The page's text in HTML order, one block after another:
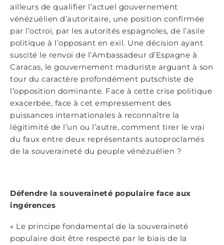
ailleurs de qualifier l’actuel gouvernement
vénézuélien d’autoritaire, une position confirmée
par l’octroi, par les autorités espagnoles, de l’asile
politique à l’opposant en exil. Une décision ayant
suscité le renvoi de l’Ambassadeur d’Espagne à
Caracas, le gouvernement maduriste arguant à son
tour du caractère profondément putschiste de
l’opposition dominante. Face à cette crise politique
exacerbée, face à cet empressement des
puissances internationales à reconnaître la
légitimité de l’un ou l’autre, comment tirer le vrai
du faux entre deux représentants autoproclamés
de la souveraineté du peuple vénézuélien ?
Défendre la souveraineté populaire face aux
ingérences
« Le principe fondamental de la souveraineté
populaire doit être respecté par le biais de la